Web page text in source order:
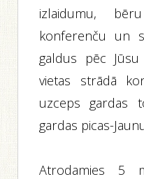
izlaidumu,
konferenču un
galdus pēc
vietas strādā
uzceps gardas
gardas picas-
Atrodamies 5